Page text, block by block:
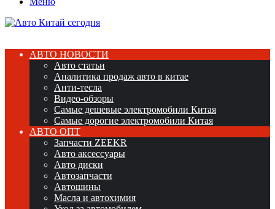
АВТО НОВОСТИ
Авто статьи
Аналитика продаж авто в китае
Анти-тесла
Видео-обзоры
Самые дешевые электромобили Китая
Самые дорогие электромобили Китая
АВТО ОПТ
Запчасти ZEEKR
Авто аксессуары
Авто диски
Автозапчасти
Автошины
Масла и автохимия